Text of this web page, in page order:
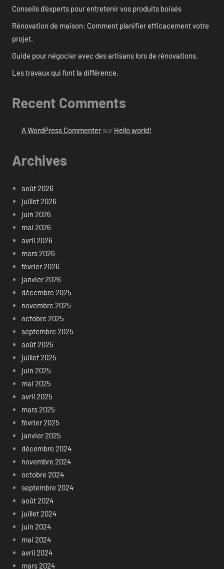
Conseils d’experts pour entretenir vos produits boisés
Rénovation de maison: Comment planifier efficacement votre
projet.
Guide pour négocier avec des artisans lors de rénovations.
Les travaux qui font la différence.
Recent Comments
A WordPress Commentersur Hello world!
Archives
août 2026
juillet 2026
juin 2026
mai 2026
avril 2026
mars 2026
février 2026
janvier 2026
décembre 2025
novembre 2025
octobre 2025
septembre 2025
août 2025
juillet 2025
juin 2025
mai 2025
avril 2025
mars 2025
février 2025
janvier 2025
décembre 2024
novembre 2024
octobre 2024
septembre 2024
août 2024
juillet 2024
juin 2024
mai 2024
avril 2024
mars 2024